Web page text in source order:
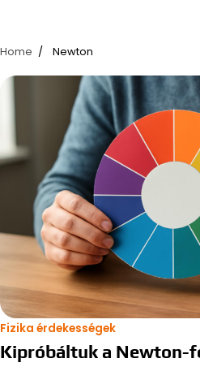
Home Newton
Fizika érdekességek
Kipróbáltuk a Newton-